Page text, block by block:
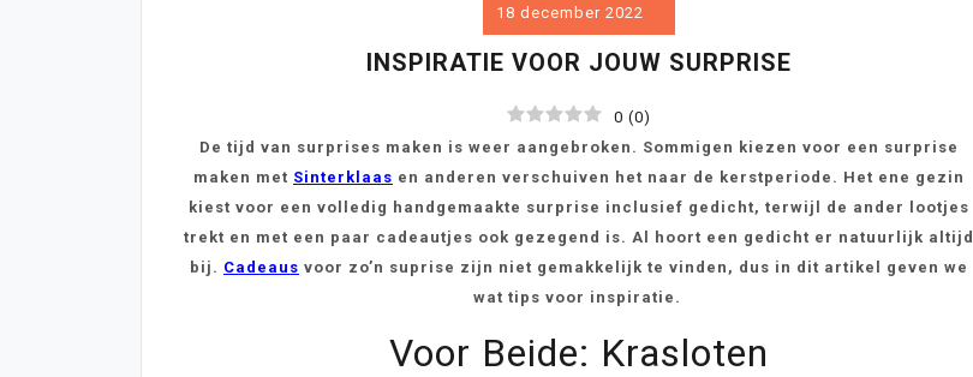
18 december 2022
INSPIRATIE VOOR JOUW SURPRISE
0 (0)
De tijd van surprises maken is weer aangebroken. Sommigen kiezen voor een surprise
maken met Sinterklaas en anderen verschuiven het naar de kerstperiode. Het ene gezin
kiest voor een volledig handgemaakte surprise inclusief gedicht, terwijl de ander lootjes
trekt en met een paar cadeautjes ook gezegend is. Al hoort een gedicht er natuurlijk altijd
bij. Cadeaus voor zo’n suprise zijn niet gemakkelijk te vinden, dus in dit artikel geven we
wat tips voor inspiratie.
Voor Beide: Krasloten